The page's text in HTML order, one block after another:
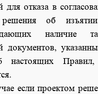
для отказа в
решения об
наличие
документов,
настоящих
если проектом